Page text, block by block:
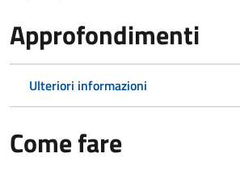
Approfondimenti
Ulteriori informazioni
Come fare